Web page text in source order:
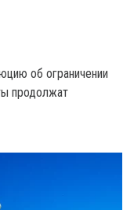
об ограничении
продолжат